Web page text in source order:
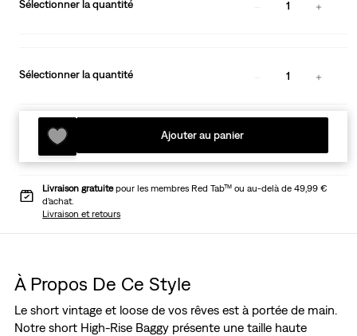
Sélectionner la quantité 1
Sélectionner la quantité 1
Ajouter au panier
Livraison gratuitepour les membres Red Tab™ ou au-delà de 49,99 €
d’achat.
Livraison et retours
À Propos De Ce Style
Le short vintage et loose de vos rêves est à portée de main.
Notre short High-Rise Baggy présente une taille haute